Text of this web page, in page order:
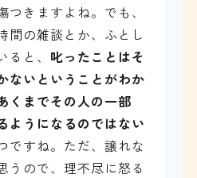
きますよね。でも、
間の雑談とか、ふとし
と、 叱ったことはそ
ないということがわか
くまでその人の一部
ようになるのではない
ですね。ただ、譲れな
うので、理不尽に怒る